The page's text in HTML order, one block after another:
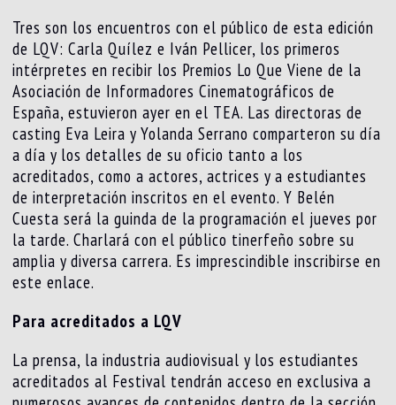
Tres son los encuentros con el público de esta edición
de LQV: Carla Quílez e Iván Pellicer, los primeros
intérpretes en recibir los Premios Lo Que Viene de la
Asociación de Informadores Cinematográficos de
España, estuvieron ayer en el TEA. Las directoras de
casting Eva Leira y Yolanda Serrano comparteron su día
a día y los detalles de su oficio tanto a los
acreditados, como a actores, actrices y a estudiantes
de interpretación inscritos en el evento. Y Belén
Cuesta será la guinda de la programación el jueves por
la tarde. Charlará con el público tinerfeño sobre su
amplia y diversa carrera. Es imprescindible inscribirse en
este enlace.
Para acreditados a LQV
La prensa, la industria audiovisual y los estudiantes
acreditados al Festival tendrán acceso en exclusiva a